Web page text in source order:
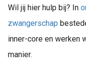
Wil jij hier hulp bij? In
zwangerschap
inner-core en werken
manier.